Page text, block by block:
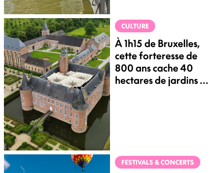
CULTURE
À 1h15 de Bruxelles,
cette forteresse de
800 ans cache 40
hectares de jardins et
FESTIVALS & CONCERTS